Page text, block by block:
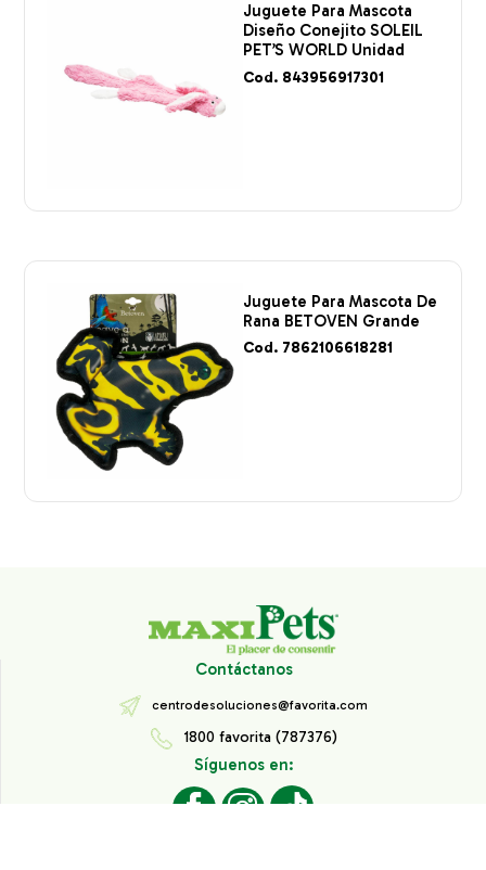
Juguete Para Mascota
Diseño Conejito SOLEIL
PET’S WORLD Unidad
Cod. 843956917301
Juguete Para Mascota De
Rana BETOVEN Grande
Cod. 7862106618281
Contáctanos
centrodesoluciones@favorita.com
1800 favorita (787376)
Síguenos en: